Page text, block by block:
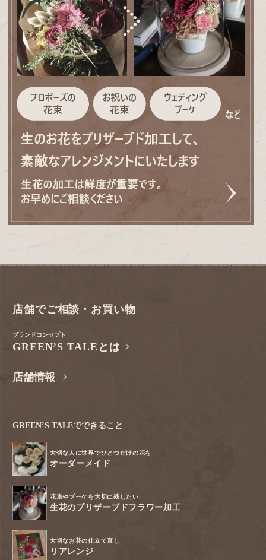
店舗でご相談・お買い物
ブランドコンセプト
GREEN’S TALEとは
店舗情報
GREEN’S TALEでできること
大切な人に世界でひとつだけの花を
オーダーメイド
花束やブーケを大切に残したい
生花のプリザーブドフラワー加工
大切なお花の仕立て直し
リアレンジ